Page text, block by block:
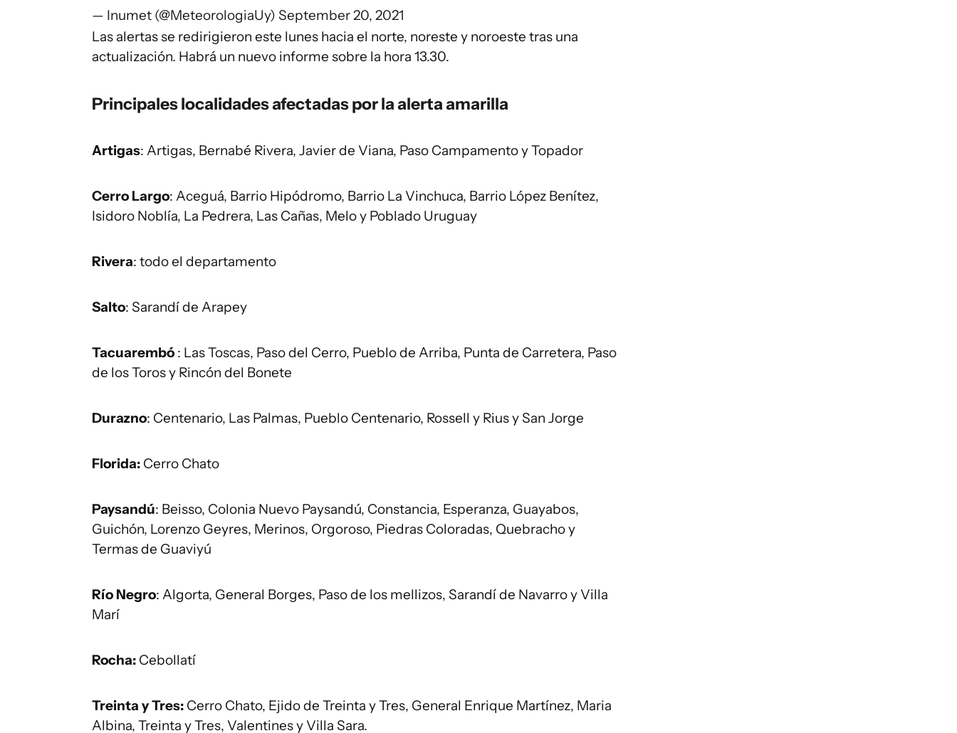
— Inumet (@MeteorologiaUy) September 20, 2021
Las alertas se redirigieron este lunes hacia el norte, noreste y noroeste tras una
actualización. Habrá un nuevo informe sobre la hora 13.30.
Principales localidades afectadas por la alerta amarilla
Artigas: Artigas, Bernabé Rivera, Javier de Viana, Paso Campamento y Topador
Cerro Largo: Aceguá, Barrio Hipódromo, Barrio La Vinchuca, Barrio López Benítez,
Isidoro Noblía, La Pedrera, Las Cañas, Melo y Poblado Uruguay
Rivera: todo el departamento
Salto: Sarandí de Arapey
Tacuarembó : Las Toscas, Paso del Cerro, Pueblo de Arriba, Punta de Carretera, Paso
de los Toros y Rincón del Bonete
Durazno: Centenario, Las Palmas, Pueblo Centenario, Rossell y Rius y San Jorge
Florida: Cerro Chato
Paysandú: Beisso, Colonia Nuevo Paysandú, Constancia, Esperanza, Guayabos,
Guichón, Lorenzo Geyres, Merinos, Orgoroso, Piedras Coloradas, Quebracho y
Termas de Guaviyú
Río Negro: Algorta, General Borges, Paso de los mellizos, Sarandí de Navarro y Villa
Marí
Rocha: Cebollatí
Treinta y Tres: Cerro Chato, Ejido de Treinta y Tres, General Enrique Martínez, Maria
Albina, Treinta y Tres, Valentines y Villa Sara.